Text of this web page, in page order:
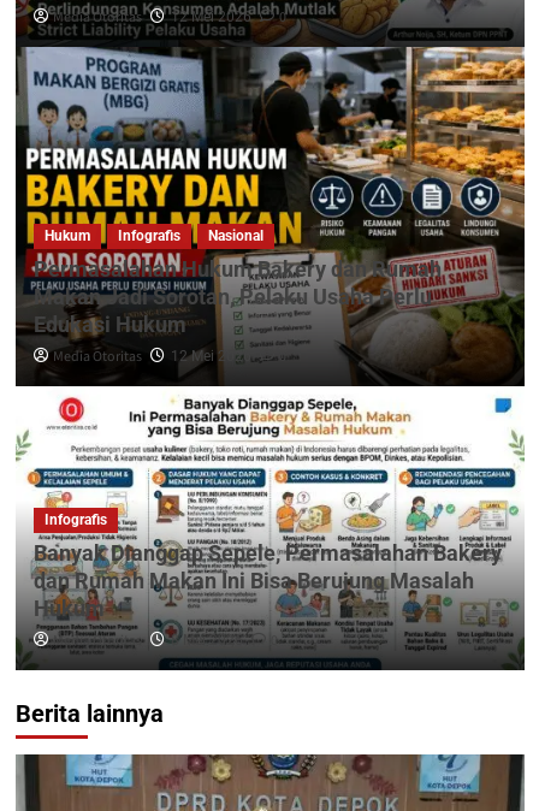
Media Otoritas 12 Mei 2026 0
Hukum Infografis Nasional
Permasalahan Hukum Bakery dan Rumah
Makan Jadi Sorotan, Pelaku Usaha Perlu
Edukasi Hukum
Media Otoritas 12 Mei 2026 0
Infografis
Banyak Dianggap Sepele, Permasalahan Bakery
dan Rumah Makan Ini Bisa Berujung Masalah
Hukum
Media Otoritas 8 Mei 2026 0
Berita lainnya